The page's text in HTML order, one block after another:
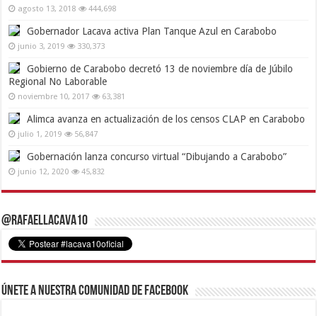
agosto 13, 2018 444,698
Gobernador Lacava activa Plan Tanque Azul en Carabobo
junio 3, 2019 330,373
Gobierno de Carabobo decretó 13 de noviembre día de Júbilo
Regional No Laborable
noviembre 10, 2017 63,381
Alimca avanza en actualización de los censos CLAP en Carabobo
julio 1, 2019 56,847
Gobernación lanza concurso virtual “Dibujando a Carabobo”
junio 12, 2020 45,832
@RafaelLacava10
Únete a nuestra comunidad de Facebook